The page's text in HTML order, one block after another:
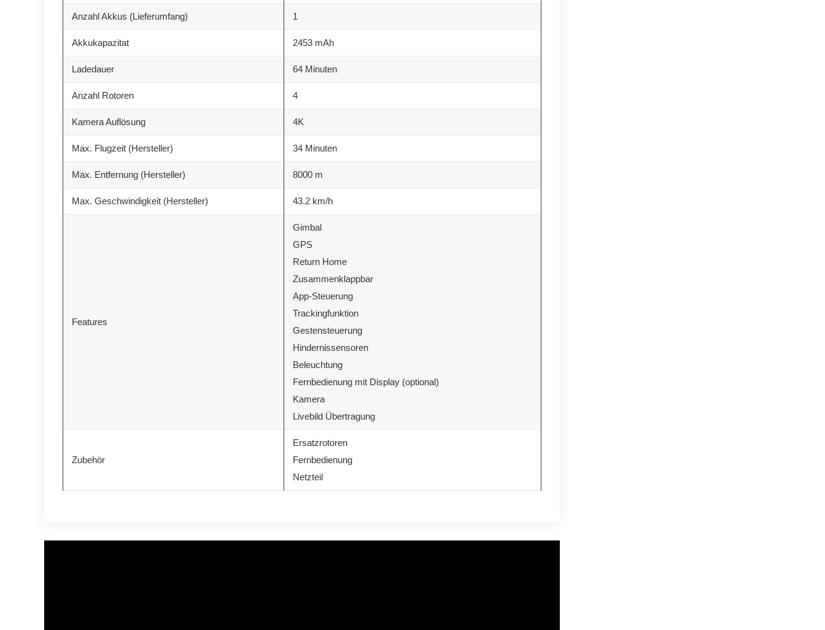
Anzahl Akkus (Lieferumfang) 1
Akkukapazitat 2453 mAh
Ladedauer 64 Minuten
Anzahl Rotoren 4
Kamera Auflösung 4K
Max. Flugzeit (Hersteller) 34 Minuten
Max. Entfernung (Hersteller) 8000 m
Max. Geschwindigkeit (Hersteller) 43.2 km/h
Features
Gimbal
GPS
Return Home
Zusammenklappbar
App-Steuerung
Trackingfunktion
Gestensteuerung
Hindernissensoren
Beleuchtung
Fernbedienung mit Display (optional)
Kamera
Livebild Übertragung
Zubehör
Ersatzrotoren
Fernbedienung
Netzteil